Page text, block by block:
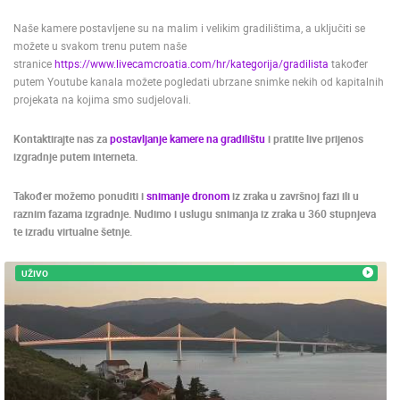
Naše kamere postavljene su na malim i velikim gradilištima, a uključiti se
možete u svakom trenu putem naše
stranicehttps://www.livecamcroatia.com/hr/kategorija/gradilista također
putem Youtube kanala možete pogledati ubrzane snimke nekih od kapitalnih
projekata na kojima smo sudjelovali.
Kontaktirajte nas zapostavljanje kamere na gradilištu i pratite live prijenos
izgradnje putem interneta.
Također možemo ponuditi isnimanje dronomiz zraka u završnoj fazi ili u
raznim fazama izgradnje. Nudimo i uslugu snimanja iz zraka u 360 stupnjeva
te izradu virtualne šetnje.
UŽIVO